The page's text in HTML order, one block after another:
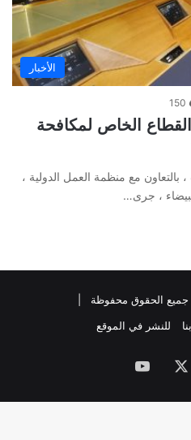
الأخبار
150
الخاص لمكافحة
بالتعاون مع منظمة العمل الدولية ،
البيضاء ، جرى…
للنشر في الموقع